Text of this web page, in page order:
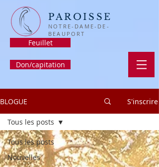
PAROISSE
NOTRE-DAME-DE-
BEAUPORT
Feuillet
Don/capitation
BLOGUE S'inscrire
Tous les posts
Nouvelles
Tous les posts